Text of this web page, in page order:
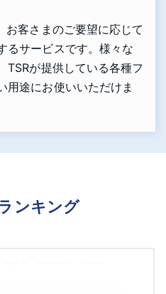
お客さまのご要望に応じて
るサービスです。様々な
TSRが提供している各種フ
用途にお使いいただけま
ンキング